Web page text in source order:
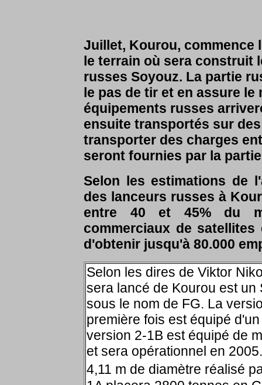
Juillet, Kourou, commence
le terrain où sera construit
russes Soyouz. La partie
le pas de tir et en assure
équipements russes
ensuite transportés sur
transporter des charges
seront fournies par la
Selon les estimations de
des lanceurs russes à
entre 40 et 45% du
commerciaux de
d'obtenir jusqu'à 80.000
Selon les dires de Viktor
sera lancé de Kourou est
sous le nom de FG. La
première fois est équipé
version 2-1B est équipé de
et sera opérationnel en
4,11 m de diamètre réalisé